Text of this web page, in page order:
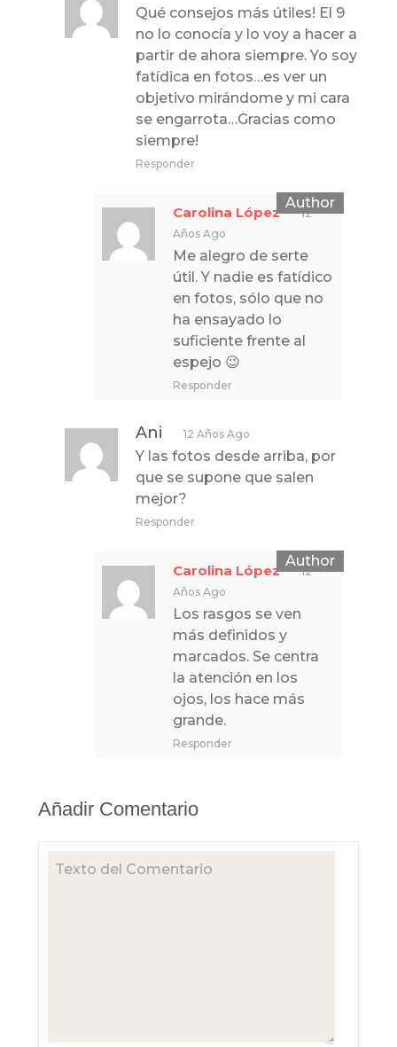
Qué consejos más útiles! El 9
no lo conocía y lo voy a hacer a
partir de ahora siempre. Yo soy
fatídica en fotos…es ver un
objetivo mirándome y mi cara
se engarrota…Gracias como
siempre!
Responder
Carolina López
12
Años Ago
Me alegro de serte
útil. Y nadie es fatídico
en fotos, sólo que no
ha ensayado lo
suficiente frente al
espejo 😉
Responder
Ani 12 Años Ago
Y las fotos desde arriba, por
que se supone que salen
mejor?
Responder
Carolina López
12
Años Ago
Los rasgos se ven
más definidos y
marcados. Se centra
la atención en los
ojos, los hace más
grande.
Responder
Añadir Comentario